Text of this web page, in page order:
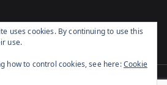
uses cookies. By continuing to use this
use.
how to control cookies, see here:Cookie